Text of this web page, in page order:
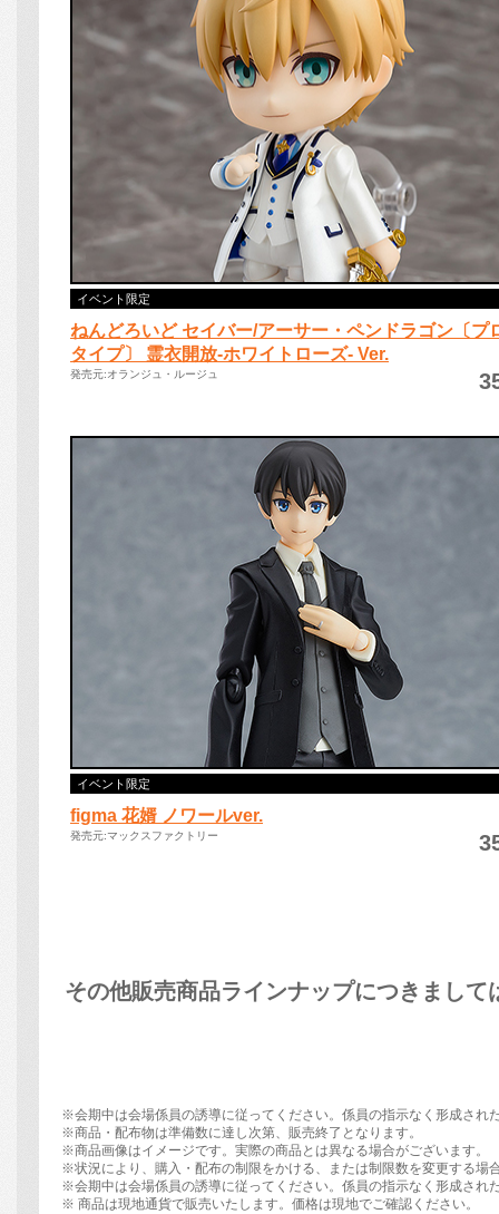
その他販売商品ラインナップにつきまして
※会期中は会場係員の誘導に従ってください。係員の指示なく形成され
※商品・配布物は準備数に達し次第、販売終了となります。
※商品画像はイメージです。実際の商品とは異なる場合がございます。
※状況により、購入・配布の制限をかける、または制限数を変更する場
※会期中は会場係員の誘導に従ってください。係員の指示なく形成され
※ 商品は現地通貨で販売いたします。価格は現地でご確認ください。